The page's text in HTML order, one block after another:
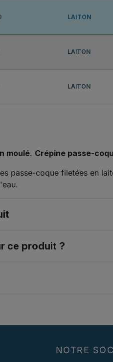
LAITON
LAITON
LAITON
moulé. Crépine passe-
passe-coque filetées en
ce produit ?
NOTRE